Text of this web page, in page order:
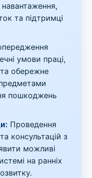
та підтримці
умови праці,
та обережне
пошкоджень
Проведення
консультацій з
можливі
на ранніх